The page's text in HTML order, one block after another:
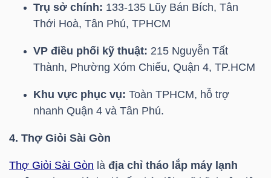
Trụ sở chính: 133-135 Lũy Bán Bích, Tân
Thới Hoà, Tân Phú, TPHCM
VP điều phối kỹ thuật: 215 Nguyễn Tất
Thành, Phường Xóm Chiếu, Quận 4, TP.HCM
Khu vực phục vụ: Toàn TPHCM, hỗ trợ
nhanh Quận 4 và Tân Phú.
4. Thợ Giỏi Sài Gòn
Thợ Giỏi Sài Gòn là địa chỉ tháo lắp máy lạnh
ÍCH
BẤT
ĐỘNG
Mã